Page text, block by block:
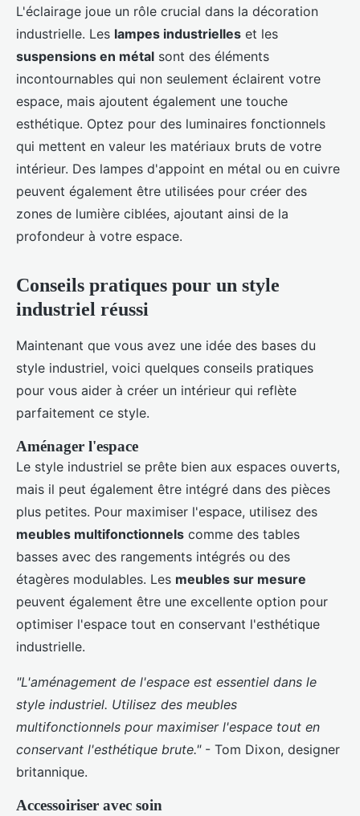
L'éclairage joue un rôle crucial dans la décoration
industrielle. Les lampes industrielles et les
suspensions en métal sont des éléments
incontournables qui non seulement éclairent votre
espace, mais ajoutent également une touche
esthétique. Optez pour des luminaires fonctionnels
qui mettent en valeur les matériaux bruts de votre
intérieur. Des lampes d'appoint en métal ou en cuivre
peuvent également être utilisées pour créer des
zones de lumière ciblées, ajoutant ainsi de la
profondeur à votre espace.
Conseils pratiques pour un style
industriel réussi
Maintenant que vous avez une idée des bases du
style industriel, voici quelques conseils pratiques
pour vous aider à créer un intérieur qui reflète
parfaitement ce style.
Aménager l'espace
Le style industriel se prête bien aux espaces ouverts,
mais il peut également être intégré dans des pièces
plus petites. Pour maximiser l'espace, utilisez des
meubles multifonctionnels comme des tables
basses avec des rangements intégrés ou des
étagères modulables. Les meubles sur mesure
peuvent également être une excellente option pour
optimiser l'espace tout en conservant l'esthétique
industrielle.
"L'aménagement de l'espace est essentiel dans le
style industriel. Utilisez des meubles
multifonctionnels pour maximiser l'espace tout en
conservant l'esthétique brute."- Tom Dixon, designer
britannique.
Accessoiriser avec soin